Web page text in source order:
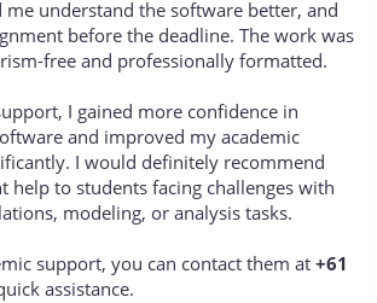
me understand the software better, and
before the deadline. The work was
free and professionally formatted.
I gained more confidence in
and improved my academic
I would definitely recommend
help to students facing challenges with
modeling, or analysis tasks.
support, you can contact them at +61
assistance.